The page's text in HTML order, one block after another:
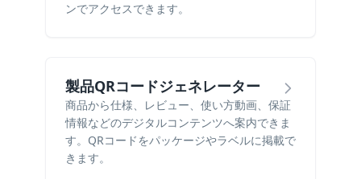
ンでアクセスできます。
製品QRコードジェネレーター
商品から仕様、レビュー、使い方動画、保証
情報などのデジタルコンテンツへ案内できま
す。QRコードをパッケージやラベルに掲載で
きます。